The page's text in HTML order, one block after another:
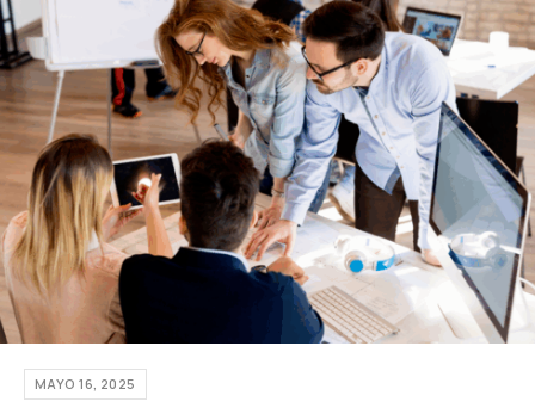
MAYO 16, 2025